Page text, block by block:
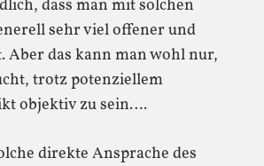
dass man mit solchen
sehr viel offener und
Aber das kann man wohl nur,
trotz potenziellem
objektiv zu sein….
direkte Ansprache des